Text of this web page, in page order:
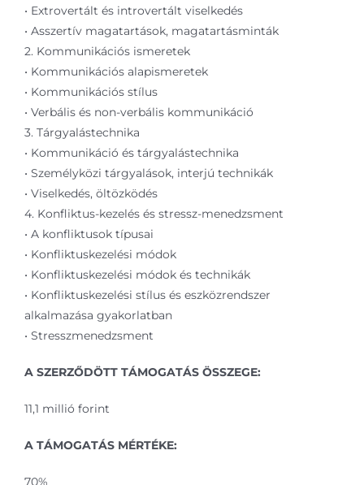
• Extrovertált és introvertált viselkedés
• Asszertív magatartások, magatartásminták
2. Kommunikációs ismeretek
• Kommunikációs alapismeretek
• Kommunikációs stílus
• Verbális és non-verbális kommunikáció
3. Tárgyalástechnika
• Kommunikáció és tárgyalástechnika
• Személyközi tárgyalások, interjú technikák
• Viselkedés, öltözködés
4. Konfliktus-kezelés és stressz-menedzsment
• A konfliktusok típusai
• Konfliktuskezelési módok
• Konfliktuskezelési módok és technikák
• Konfliktuskezelési stílus és eszközrendszer
alkalmazása gyakorlatban
• Stresszmenedzsment
A SZERZŐDÖTT TÁMOGATÁS ÖSSZEGE:
11,1 millió forint
A TÁMOGATÁS MÉRTÉKE:
70%